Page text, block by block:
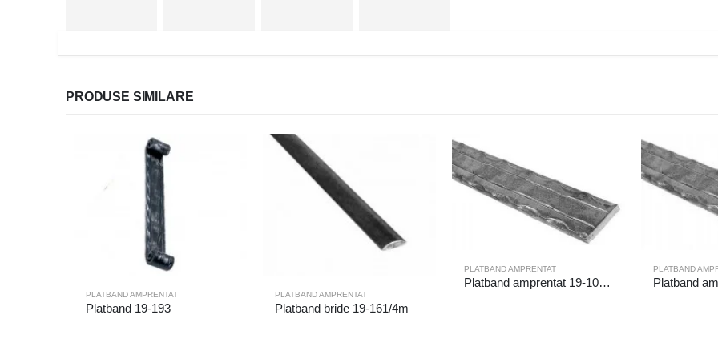
PRODUSE SIMILARE
PLATBAND AMPRENTAT
Platband 19-193
PLATBAND AMPRENTAT
Platband bride 19-161/4m
PLATBAND AMPRENTAT
Platband amprentat 19-101/1/6m
PLATBAND